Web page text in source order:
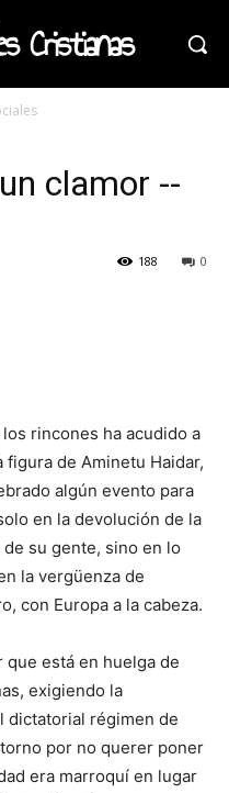
Cristianas
clamor --
0
188
rincones ha acudido a
figura de Aminetu Haidar,
algún evento para
en la devolución de la
su gente, sino en lo
la vergüenza de
con Europa a la cabeza.
que está en huelga de
exigiendo la
dictatorial régimen de
por no querer poner
era marroquí en lugar